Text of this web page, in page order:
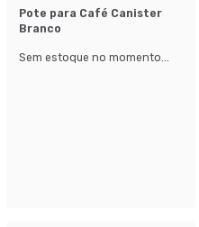
Pote para Café Canister
Branco
Sem estoque no momento...